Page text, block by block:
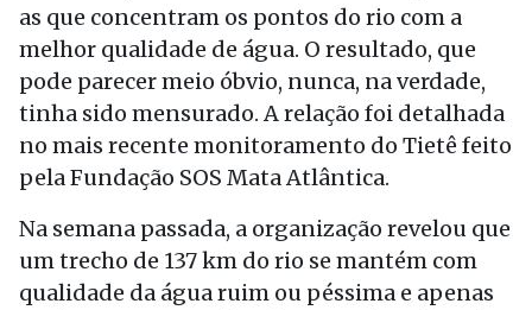
as que concentram os pontos do rio com a
melhor qualidade de água. O resultado, que
pode parecer meio óbvio, nunca, na verdade,
tinha sido mensurado. A relação foi detalhada
no mais recente monitoramento do Tietê feito
pela Fundação SOS Mata Atlântica.
Na semana passada, a organização revelou que
um trecho de 137 km do rio se mantém com
qualidade da água ruim ou péssima e apenas